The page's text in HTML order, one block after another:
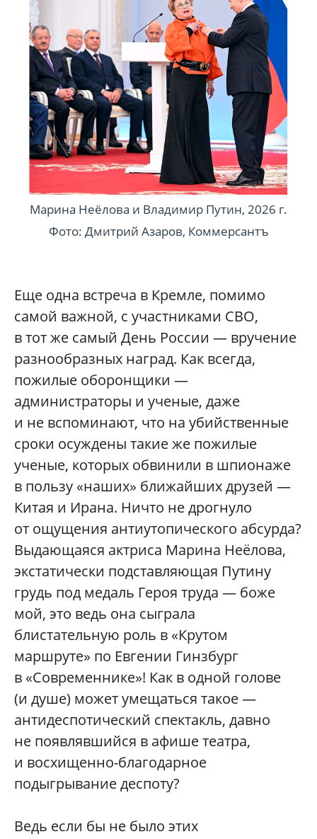
Марина Неёлова и Владимир Путин, 2026 г.
Фото: Дмитрий Азаров, Коммерсантъ
Еще одна встреча в Кремле, помимо
самой важной, с участниками СВО,
в тот же самый День России — вручение
разнообразных наград. Как всегда,
пожилые оборонщики —
администраторы и ученые, даже
и не вспоминают, что на убийственные
сроки осуждены такие же пожилые
ученые, которых обвинили в шпионаже
в пользу «наших» ближайших друзей —
Китая и Ирана. Ничто не дрогнуло
от ощущения антиутопического абсурда?
Выдающаяся актриса Марина Неёлова,
экстатически подставляющая Путину
грудь под медаль Героя труда — боже
мой, это ведь она сыграла
блистательную роль в «Крутом
маршруте» по Евгении Гинзбург
в «Современнике»! Как в одной голове
(и душе) может умещаться такое —
антидеспотический спектакль, давно
не появлявшийся в афише театра,
и восхищенно-благодарное
подыгрывание деспоту?
Ведь если бы не было этих